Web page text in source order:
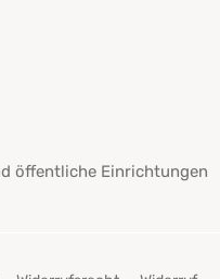
öffentliche Einrichtungen